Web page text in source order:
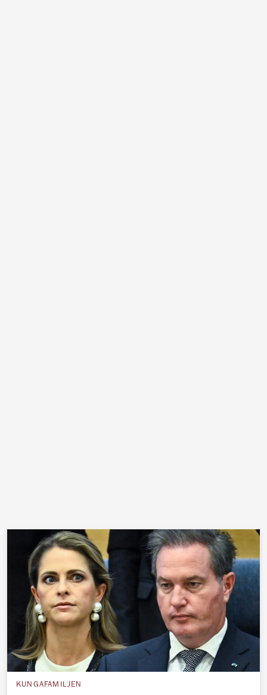
KUNGAFAMILJEN